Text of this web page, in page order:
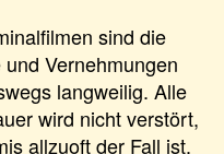
sind die
Vernehmungen
langweilig. Alle
wird nicht verstört,
allzuoft der Fall ist.